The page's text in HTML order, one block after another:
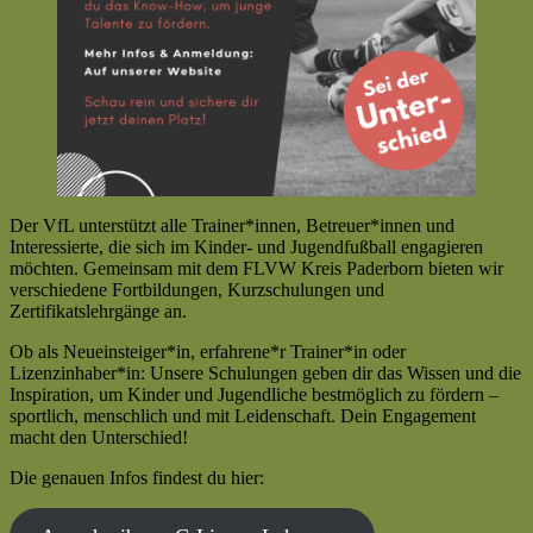
Der VfL unterstützt alle Trainer*innen, Betreuer*innen und
Interessierte, die sich im Kinder- und Jugendfußball engagieren
möchten. Gemeinsam mit dem FLVW Kreis Paderborn bieten wir
verschiedene Fortbildungen, Kurzschulungen und
Zertifikatslehrgänge an.
Ob als Neueinsteiger*in, erfahrene*r Trainer*in oder
Lizenzinhaber*in: Unsere Schulungen geben dir das Wissen und die
Inspiration, um Kinder und Jugendliche bestmöglich zu fördern –
sportlich, menschlich und mit Leidenschaft. Dein Engagement
macht den Unterschied!
Die genauen Infos findest du hier: